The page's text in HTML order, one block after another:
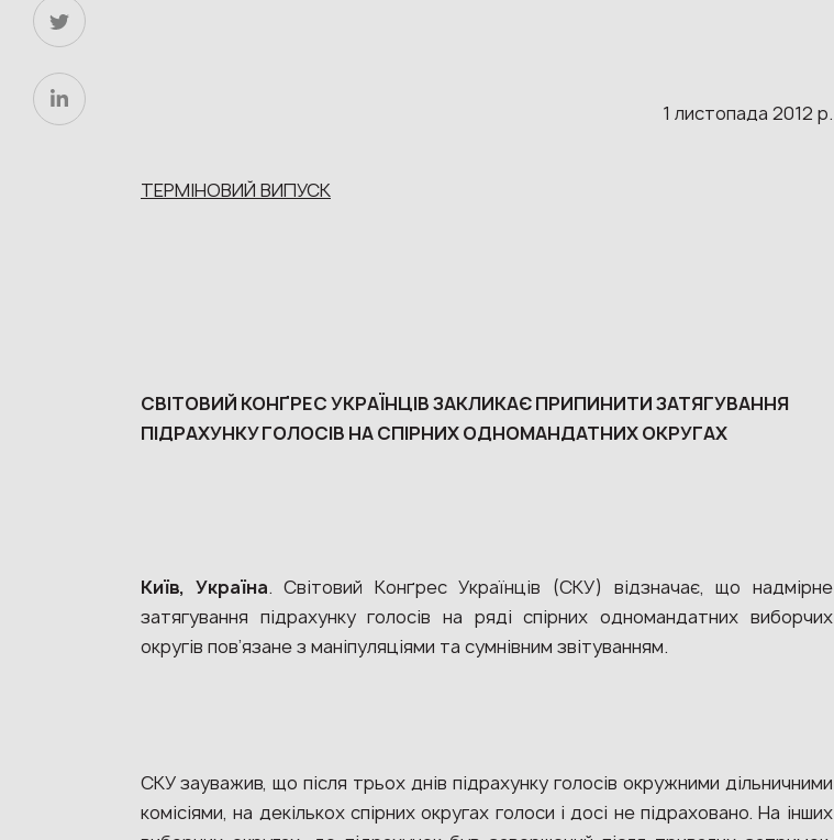
1 листопада 2012 р.
ТЕРМІНОВИЙ ВИПУСК
СВІТОВИЙ КОНҐРЕС УКРАЇНЦІВ ЗАКЛИКАЄ ПРИПИНИТИЗАТЯГУВАННЯ
ПІДРАХУНКУ ГОЛОСІВ НА СПІРНИХ ОДНОМАНДАТНИХ ОКРУГАХ
Київ, Україна. Світовий Конґрес Українців (СКУ) відзначає, що надмірне
затягування підрахунку голосів на ряді спірних одномандатних виборчих
округів пов’язане з маніпуляціями та сумнівним звітуванням.
СКУ зауважив, що після трьох днів підрахунку голосів окружними дільничними
комісіями, на декількох спірних округах голоси і досі не підраховано. На інших